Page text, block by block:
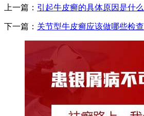
上一篇： 引起牛皮癣的具体原因是什么
下一篇： 关节型牛皮癣应该做哪些检查